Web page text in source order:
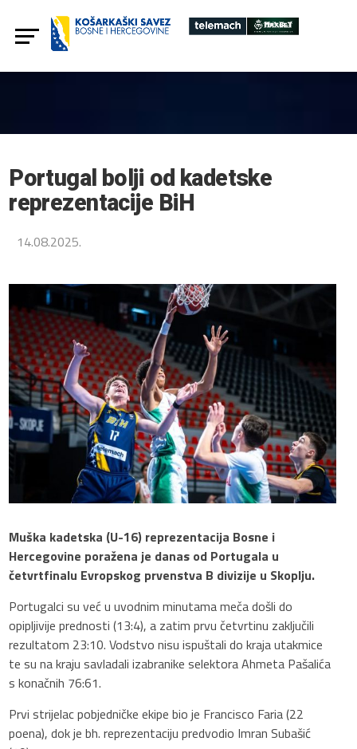
Portugal bolji od kadetske
reprezentacije BiH
14.08.2025.
Muška kadetska (U-16) reprezentacija Bosne i
Hercegovine poražena je danas od Portugala u
četvrtfinalu Evropskog prvenstva B divizije u Skoplju.
Portugalci su već u uvodnim minutama meča došli do
opipljivije prednosti (13:4), a zatim prvu četvrtinu zaključili
rezultatom 23:10. Vodstvo nisu ispuštali do kraja utakmice
te su na kraju savladali izabranike selektora Ahmeta Pašalića
s konačnih 76:61.
Prvi strijelac pobjedničke ekipe bio je Francisco Faria (22
poena), dok je bh. reprezentaciju predvodio Imran Subašić